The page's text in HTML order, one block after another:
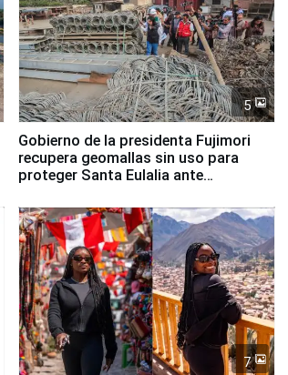
5
Gobierno de la presidenta Fujimori
recupera geomallas sin uso para
proteger Santa Eulalia ante
7